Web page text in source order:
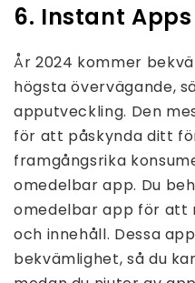
6. Instant Apps
År 2024 kommer
högsta övervägande,
apputveckling. Den
för att påskynda ditt
framgångsrika
omedelbar app. Du
omedelbar app för att
och innehåll. Dessa
bekvämlighet, så du